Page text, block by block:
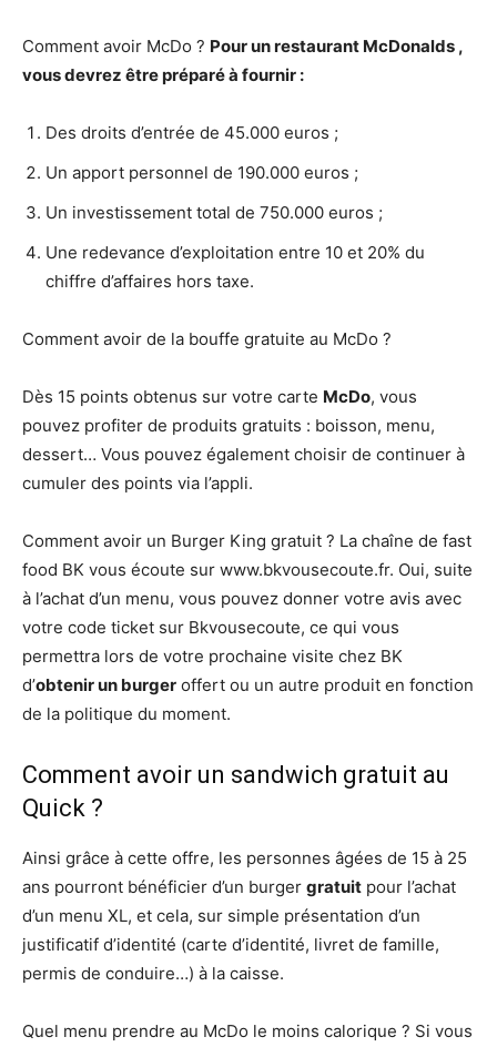
Comment avoir McDo ? Pour un restaurant McDonalds ,
vous devrez être préparé à fournir :
Des droits d’entrée de 45.000 euros ;
Un apport personnel de 190.000 euros ;
Un investissement total de 750.000 euros ;
Une redevance d’exploitation entre 10 et 20% du
chiffre d’affaires hors taxe.
Comment avoir de la bouffe gratuite au McDo ?
Dès 15 points obtenus sur votre carte McDo, vous
pouvez profiter de produits gratuits : boisson, menu,
dessert… Vous pouvez également choisir de continuer à
cumuler des points via l’appli.
Comment avoir un Burger King gratuit ? La chaîne de fast
food BK vous écoute sur www.bkvousecoute.fr. Oui, suite
à l’achat d’un menu, vous pouvez donner votre avis avec
votre code ticket sur Bkvousecoute, ce qui vous
permettra lors de votre prochaine visite chez BK
d’obtenir un burger offert ou un autre produit en fonction
de la politique du moment.
Comment avoir un sandwich gratuit au
Quick ?
Ainsi grâce à cette offre, les personnes âgées de 15 à 25
ans pourront bénéficier d’un burger gratuit pour l’achat
d’un menu XL, et cela, sur simple présentation d’un
justificatif d’identité (carte d’identité, livret de famille,
permis de conduire…) à la caisse.
Quel menu prendre au McDo le moins calorique ? Si vous